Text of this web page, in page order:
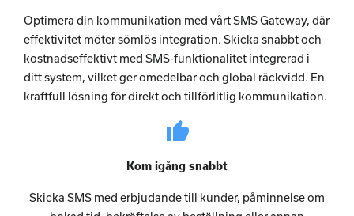
Optimera din kommunikation med vårt SMS Gateway, där
effektivitet möter sömlös integration. Skicka snabbt och
kostnadseffektivt med SMS-funktionalitet integrerad i
ditt system, vilket ger omedelbar och global räckvidd. En
kraftfull lösning för direkt och tillförlitlig kommunikation.
thumb_up
Kom igång snabbt
Skicka SMS med erbjudande till kunder, påminnelse om